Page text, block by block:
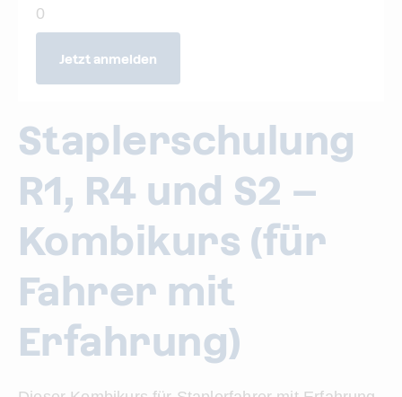
Staplerschulung
R1, R4 und S2 –
Kombikurs (für
Fahrer mit
Erfahrung)
0
Jetzt anmelden